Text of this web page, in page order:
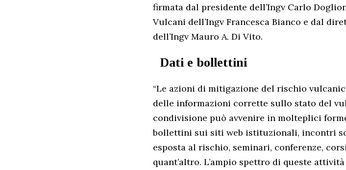
firmata dal presidente dell’Ingv Carlo
Vulcani dell’Ingv Francesca Bianco e dal
dell’Ingv Mauro A. Di Vito.
Dati e bollettini
“Le azioni di mitigazione del rischio
delle informazioni corrette sullo stato del
condivisione può avvenire in molteplici
bollettini sui siti web istituzionali, incontri
esposta al rischio, seminari, conferenze,
quant’altro. L’ampio spettro di queste